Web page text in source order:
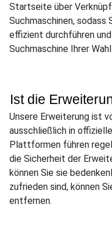
Startseite über
Suchmaschinen, sodass
effizient durchführen
Suchmaschine Ihrer
Ist die
Unsere Erweiterung ist
ausschließlich in
Plattformen führen
die Sicherheit der
können Sie sie
zufrieden sind, können
entfernen.